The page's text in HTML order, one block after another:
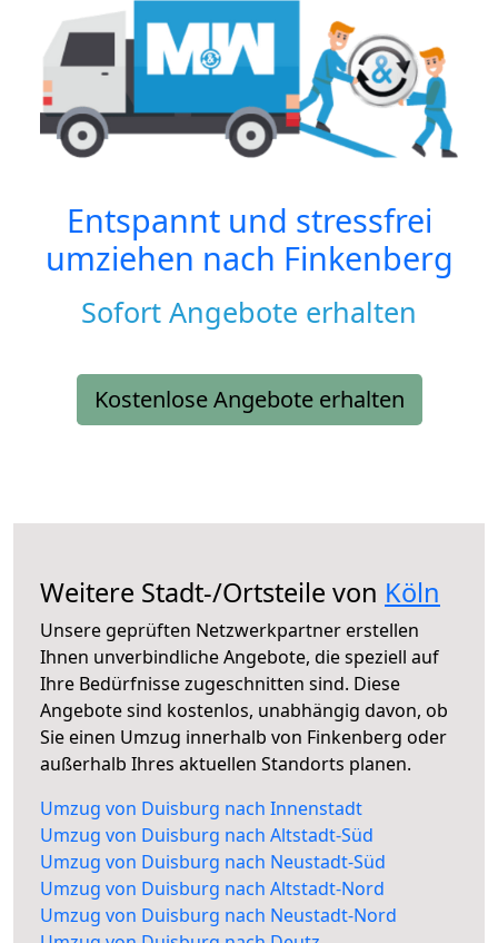
Entspannt und stressfrei
umziehen nach Finkenberg
Sofort Angebote erhalten
Kostenlose Angebote erhalten
Weitere Stadt-/Ortsteile von Köln
Unsere geprüften Netzwerkpartner erstellen
Ihnen unverbindliche Angebote, die speziell auf
Ihre Bedürfnisse zugeschnitten sind. Diese
Angebote sind kostenlos, unabhängig davon, ob
Sie einen Umzug innerhalb von Finkenberg oder
außerhalb Ihres aktuellen Standorts planen.
Umzug von Duisburg nach Innenstadt
Umzug von Duisburg nach Altstadt-Süd
Umzug von Duisburg nach Neustadt-Süd
Umzug von Duisburg nach Altstadt-Nord
Umzug von Duisburg nach Neustadt-Nord